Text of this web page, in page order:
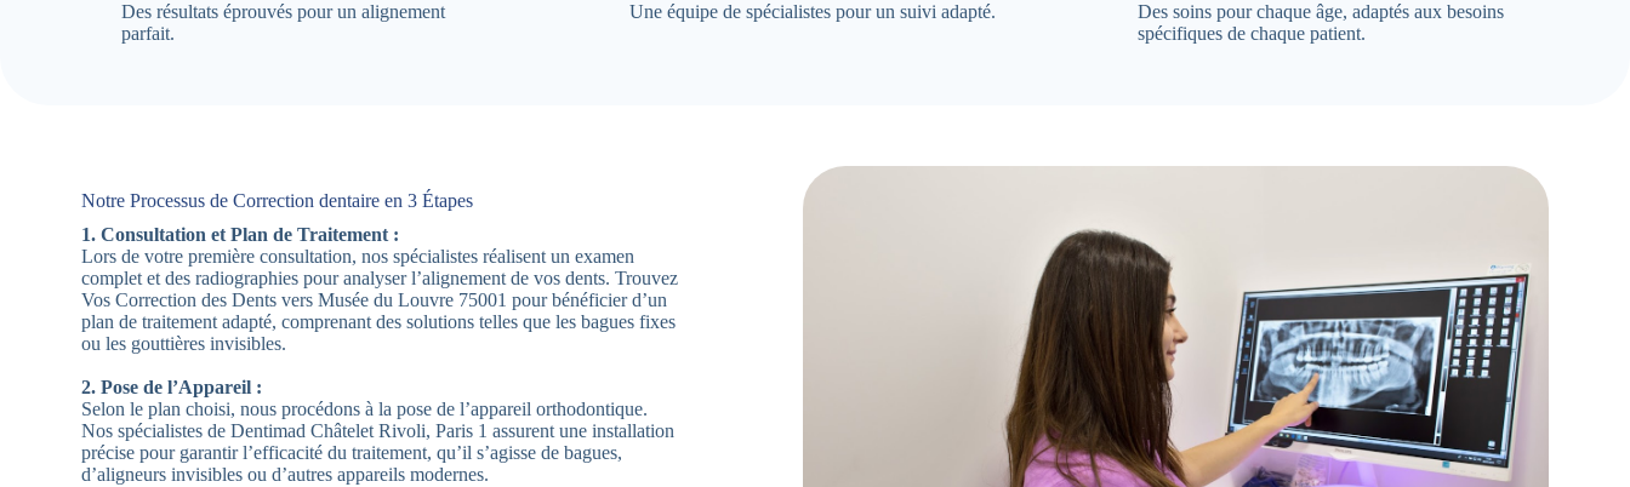
Des résultats éprouvés pour un alignement
parfait.
Une équipe de spécialistes pour un suivi adapté.
Des soins pour chaque âge, adaptés aux besoins
spécifiques de chaque patient.
Notre Processus de Correction dentaire en 3 Étapes
1. Consultation et Plan de Traitement :
Lors de votre première consultation, nos spécialistes réalisent un examen
complet et des radiographies pour analyser l’alignement de vos dents. Trouvez
Vos Correction des Dents vers Musée du Louvre 75001 pour bénéficier d’un
plan de traitement adapté, comprenant des solutions telles que les bagues fixes
ou les gouttières invisibles.
2. Pose de l’Appareil :
Selon le plan choisi, nous procédons à la pose de l’appareil orthodontique.
Nos spécialistes de Dentimad Châtelet Rivoli, Paris 1 assurent une installation
précise pour garantir l’efficacité du traitement, qu’il s’agisse de bagues,
d’aligneurs invisibles ou d’autres appareils modernes.